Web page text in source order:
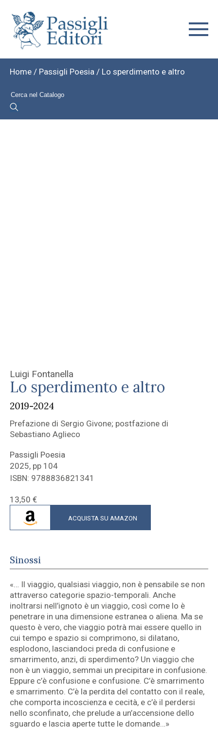
Home / Passigli Poesia / Lo sperdimento e altro
Luigi Fontanella
Lo sperdimento e altro
2019-2024
Prefazione di Sergio Givone; postfazione di
Sebastiano Aglieco
Passigli Poesia
2025, pp 104
ISBN: 9788836821341
13,50 €
ACQUISTA SU AMAZON
Sinossi
«… Il viaggio, qualsiasi viaggio, non è pensabile se non
attraverso categorie spazio-temporali. Anche
inoltrarsi nell’ignoto è un viaggio, così come lo è
penetrare in una dimensione estranea o aliena. Ma se
questo è vero, che viaggio potrà mai essere quello in
cui tempo e spazio si comprimono, si dilatano,
esplodono, lasciandoci preda di confusione e
smarrimento, anzi, di sperdimento? Un viaggio che
non è un viaggio, semmai un precipitare in confusione.
Eppure c’è confusione e confusione. C’è smarrimento
e smarrimento. C’è la perdita del contatto con il reale,
che comporta incoscienza e cecità, e c’è il perdersi
nello sconfinato, che prelude a un’accensione dello
sguardo e lascia aperte tutte le domande…»